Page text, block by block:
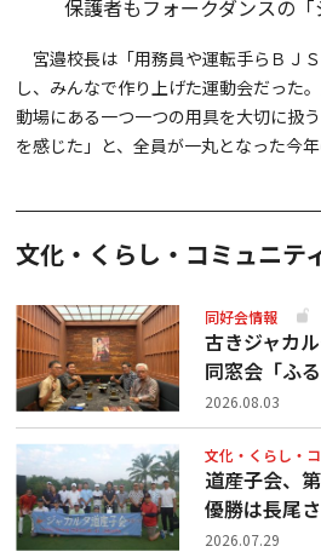
保護者もフォークダンスの
宮邉校長は「用務員や運転手らＢＪ
し、みんなで作り上げた運動会だった
動場にある一つ一つの用具を大切に扱
を感じた」と、全員が一丸となった今
文化・くらし・コミュニテ
同好会情報
古きジャカ
同窓会「ふる
2026.08.03
文化・くらし・
道産子会、
優勝は長尾
2026.07.29